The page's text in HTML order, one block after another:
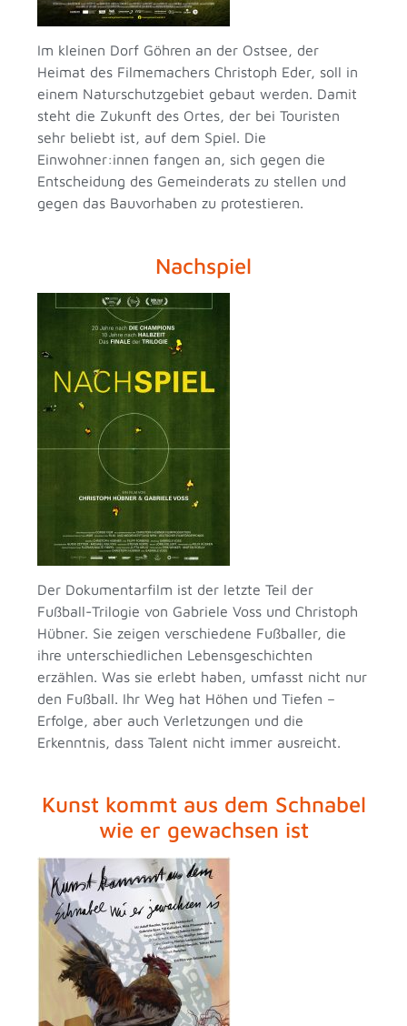
Im kleinen Dorf Göhren an der Ostsee, der
Heimat des Filmemachers Christoph Eder, soll in
einem Naturschutzgebiet gebaut werden. Damit
steht die Zukunft des Ortes, der bei Touristen
sehr beliebt ist, auf dem Spiel. Die
Einwohner:innen fangen an, sich gegen die
Entscheidung des Gemeinderats zu stellen und
gegen das Bauvorhaben zu protestieren.
Nachspiel
Der Dokumentarfilm ist der letzte Teil der
Fußball-Trilogie von Gabriele Voss und Christoph
Hübner. Sie zeigen verschiedene Fußballer, die
ihre unterschiedlichen Lebensgeschichten
erzählen. Was sie erlebt haben, umfasst nicht nur
den Fußball. Ihr Weg hat Höhen und Tiefen –
Erfolge, aber auch Verletzungen und die
Erkenntnis, dass Talent nicht immer ausreicht.
Kunst kommt aus dem Schnabel
wie er gewachsen ist